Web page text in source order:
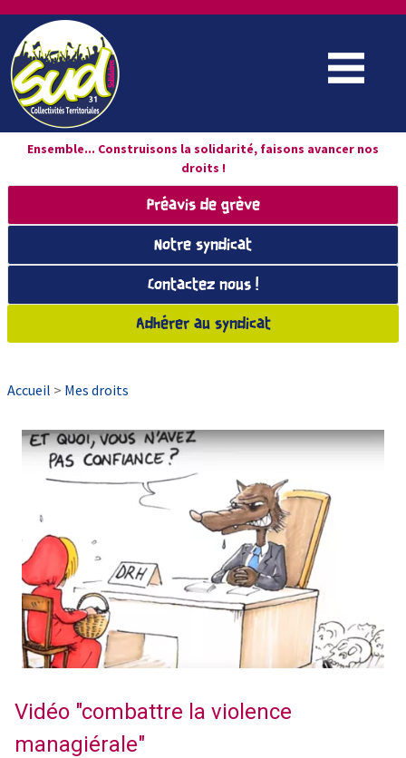
Ensemble... Construisons la solidarité, faisons avancer nos
droits !
Préavis de grève
Notre syndicat
Contactez nous !
Adhérer au syndicat
Accueil > Mes droits
Vidéo "combattre la violence
managiérale"